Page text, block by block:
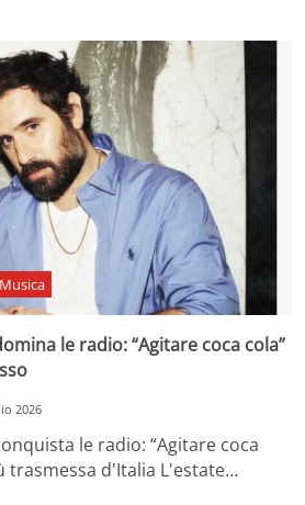
Musica
le radio: “Agitare coca cola”
2026
le radio: “Agitare coca
trasmessa d'Italia L'estate…